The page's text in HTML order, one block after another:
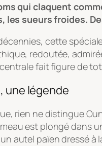
qui claquent
les sueurs froides.
cette
redoutée,
fait figure de
une légende
rien ne distingue
est plongé dans
autel païen dressé à